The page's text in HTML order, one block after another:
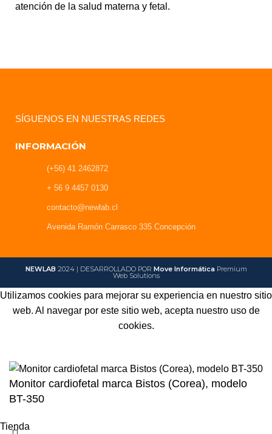
atención de la salud materna y fetal.
SÍGUENOS EN NUESTRAS REDES
INFORMACIÓN
(+56) 41 2462872
+ 56 9 4457 0130
contacto@newlab.cl
Avenida Ramón Carrasco 335 Concepción
NEWLAB 2024 | DESARROLLADO POR Move Informática Premium
Web Solutions
Utilizamos cookies para mejorar su experiencia en nuestro sitio
web. Al navegar por este sitio web, acepta nuestro uso de
cookies.
Monitor cardiofetal marca Bistos (Corea), modelo
BT-350
Tienda